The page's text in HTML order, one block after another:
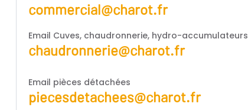
commercial@charot.fr
Email Cuves, chaudronnerie, hydro-accumulateurs
chaudronnerie@charot.fr
Email pièces détachées
piecesdetachees@charot.fr